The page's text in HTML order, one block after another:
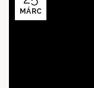
MÁRC